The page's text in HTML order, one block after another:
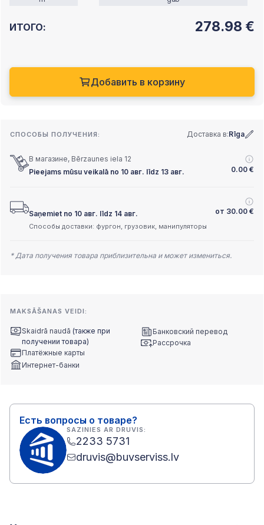
ИТОГО: 278.98 €
Добавить в корзину
СПОСОБЫ ПОЛУЧЕНИЯ: Доставка в:Rīga
В магазине, Bērzaunes iela 12
Pieejams mūsu veikalā no 10 авг. līdz 13 авг.
0.00 €
Saņemiet no 10 авг. līdz 14 авг. от 30.00 €
Способы доставки: фургон, грузовик, манипуляторы
* Дата получения товара приблизительна и может измениться.
MAKSĀŠANAS VEIDI:
Skaidrā naudā (также при
получении товара)
Платёжные карты
Интернет-банки
Банковский перевод
Рассрочка
Есть вопросы о товаре?
SAZINIES AR DRUVIS:
2233 5731
druvis@buvserviss.lv